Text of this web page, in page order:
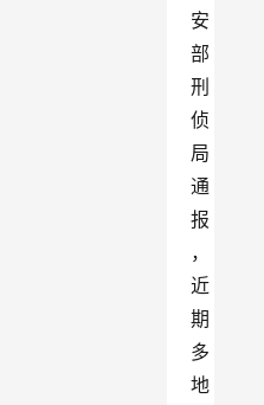
安
部
刑
侦
局
通
报
，
近
期
多
地